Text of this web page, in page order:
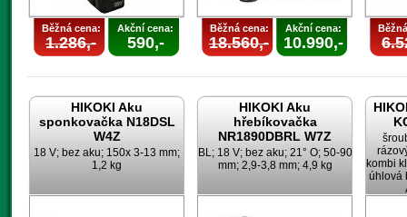
Běžná cena:
1.286,-
Akční cena:
590,-
Běžná cena:
18.560,-
Akční cena:
10.990,-
HIKOKI Aku
sponkovačka N18DSL
W4Z
18 V; bez aku; 150x 3-13 mm;
1,2 kg
HIKOKI Aku
hřebíkovačka
NR1890DBRL W7Z
BL; 18 V; bez aku; 21° O; 50-90
mm; 2,9-3,8 mm; 4,9 kg
kombi
úhlová